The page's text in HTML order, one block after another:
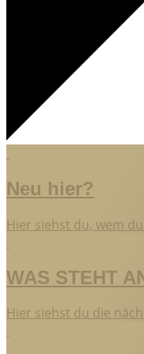
Neu hier?
Hier siehst du, wem
WAS STEHT
Hier siehst du die